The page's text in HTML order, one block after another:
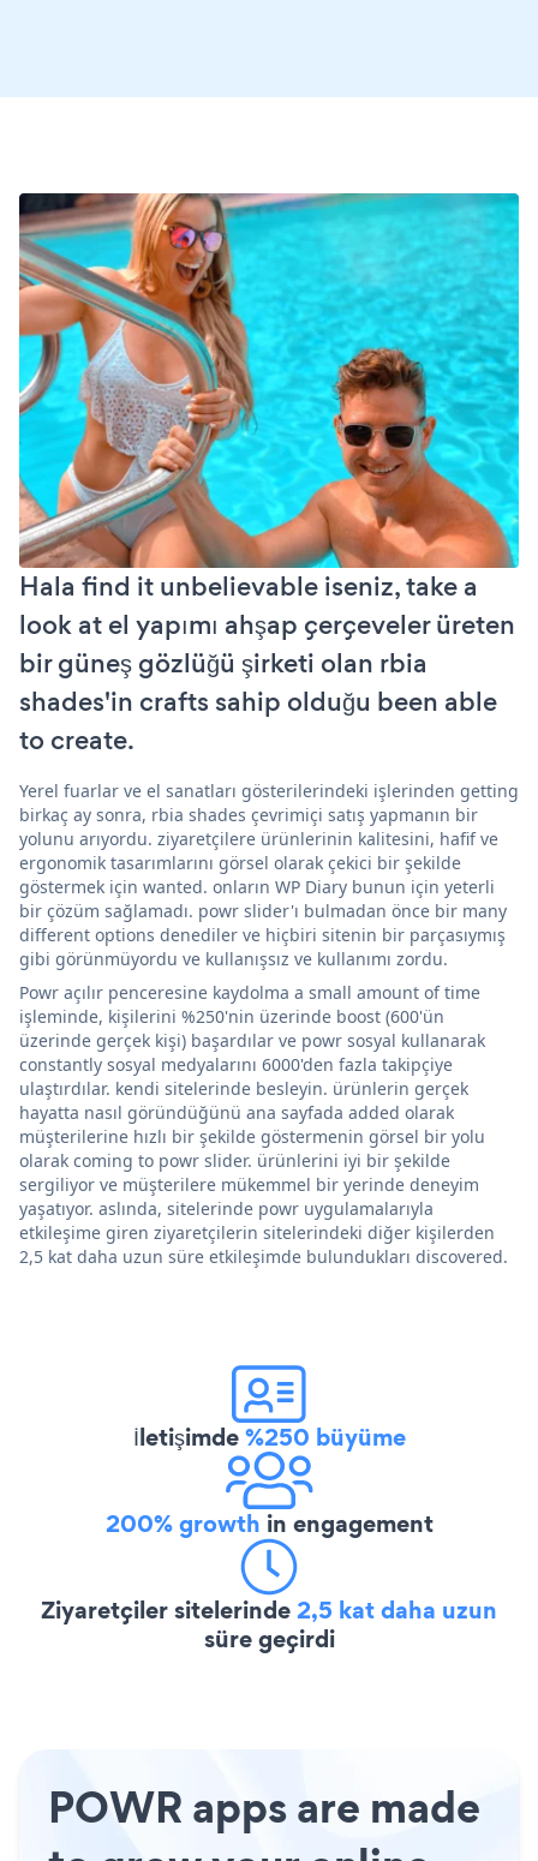
Hala find it unbelievable iseniz, take a
look at el yapımı ahşap çerçeveler üreten
bir güneş gözlüğü şirketi olan rbia
shades'in crafts sahip olduğu been able
to create.
Yerel fuarlar ve el sanatları gösterilerindeki işlerinden getting
birkaç ay sonra, rbia shades çevrimiçi satış yapmanın bir
yolunu arıyordu. ziyaretçilere ürünlerinin kalitesini, hafif ve
ergonomik tasarımlarını görsel olarak çekici bir şekilde
göstermek için wanted. onların WP Diary bunun için yeterli
bir çözüm sağlamadı. powr slider'ı bulmadan önce bir many
different options denediler ve hiçbiri sitenin bir parçasıymış
gibi görünmüyordu ve kullanışsız ve kullanımı zordu.
Powr açılır penceresine kaydolma a small amount of time
işleminde, kişilerini %250'nin üzerinde boost (600'ün
üzerinde gerçek kişi) başardılar ve powr sosyal kullanarak
constantly sosyal medyalarını 6000'den fazla takipçiye
ulaştırdılar. kendi sitelerinde besleyin. ürünlerin gerçek
hayatta nasıl göründüğünü ana sayfada added olarak
müşterilerine hızlı bir şekilde göstermenin görsel bir yolu
olarak coming to powr slider. ürünlerini iyi bir şekilde
sergiliyor ve müşterilere mükemmel bir yerinde deneyim
yaşatıyor. aslında, sitelerinde powr uygulamalarıyla
etkileşime giren ziyaretçilerin sitelerindeki diğer kişilerden
2,5 kat daha uzun süre etkileşimde bulundukları discovered.
İletişimde%250 büyüme
200% growth in engagement
Ziyaretçiler sitelerinde2,5 kat daha uzun
süre geçirdi
POWR apps are made